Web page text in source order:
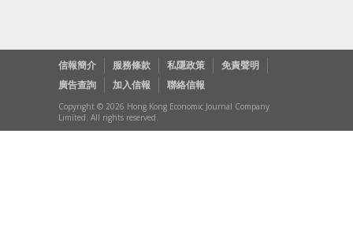
信報簡介 服務條款 私隱政策
免責聲明
廣告查詢
加入信報 聯絡信報
Copyright © 2026 Hong Kong Economic Journal Company
Limited. All rights reserved.